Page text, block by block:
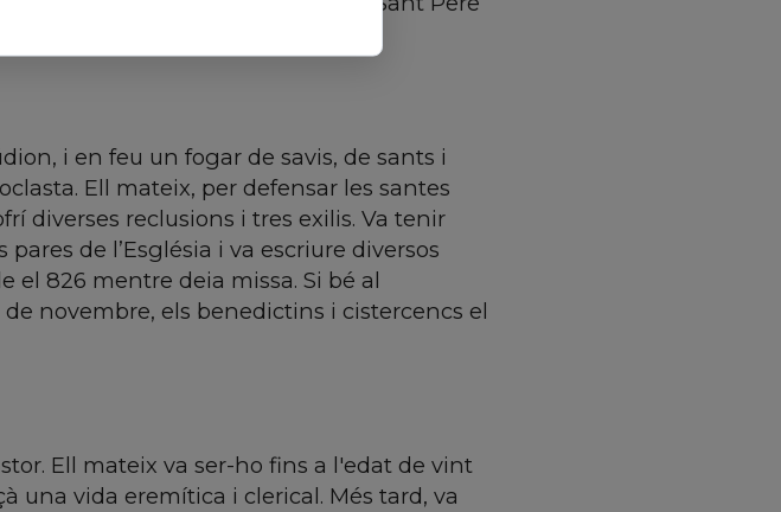
i en feu un fogar de savis, de sants i
Ell mateix, per defensar les santes
diverses reclusions i tres exilis. Va tenir
de l’Església i va escriure diversos
el 826 mentre deia missa. Si bé al
novembre, els benedictins i cistercencs el
Ell mateix va ser-ho fins a l'edat de vint
una vida eremítica i clerical. Més tard, va